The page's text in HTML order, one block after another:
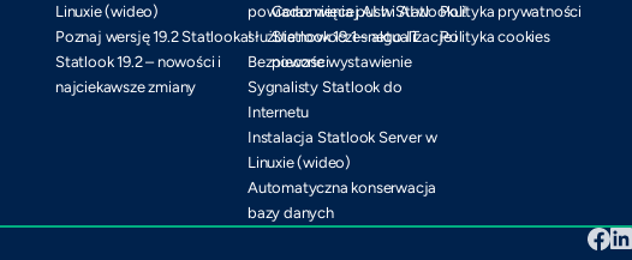
Linuxie (wideo)
Poznaj wersję 19.2 Statlooka!
Statlook 19.2 – nowości i
najciekawsze zmiany
Coraz więcej AI w Statlooku!
Statlook 19.1 – aktualizacje i
nowości
powiadomienia push i AI w
służbie nowoczesnego IT
Bezpieczne wystawienie
Sygnalisty Statlook do
Internetu
Instalacja Statlook Server w
Linuxie (wideo)
Automatyczna konserwacja
bazy danych
Polityka prywatności
Polityka cookies